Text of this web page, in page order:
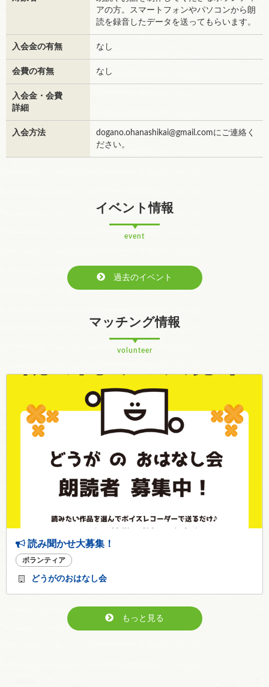
アの方。スマートフォンやパソコンから朗
読を録音したデータを送ってもらいます。
入会金の有無 なし
会費の有無 なし
入会金・会費
詳細
入会方法
dogano.ohanashikai@gmail.comにご連絡く
ださい。
イベント情報
event
過去のイベント
マッチング情報
volunteer
読み聞かせ大募集！
ボランティア
どうがのおはなし会
もっと見る